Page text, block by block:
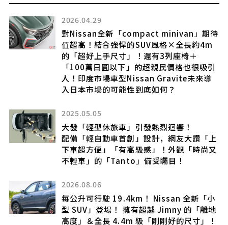
」期待
約4m
「上
新「小
「離地
2025.07.21
雷克薩斯全新「V8轎車」發表！流線
搭載超強制動力「剎車系統」！最後的
性能旗艦款」IS500 Climax Edition
熱賣一空？
2025.06.23
害！
超小型又超創新的後輪驅動雙門跑車引
關注！
2025.09.05
Minivan將於2026年春季上市！具備
排七人座」與超寬敞行李廂，還有「對
後門」版本！多樣化的座椅佈局與「車
態」是其魅力所在——這就是起亞（